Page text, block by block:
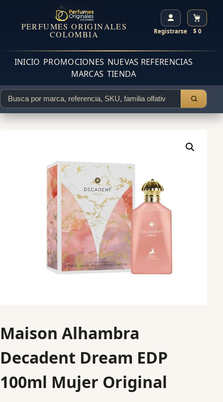
PERFUMES ORIGINALES
COLOMBIA Registrarse $ 0
INICIO PROMOCIONES NUEVAS REFERENCIAS
MARCAS TIENDA
Maison Alhambra
Decadent Dream EDP
100ml Mujer Original